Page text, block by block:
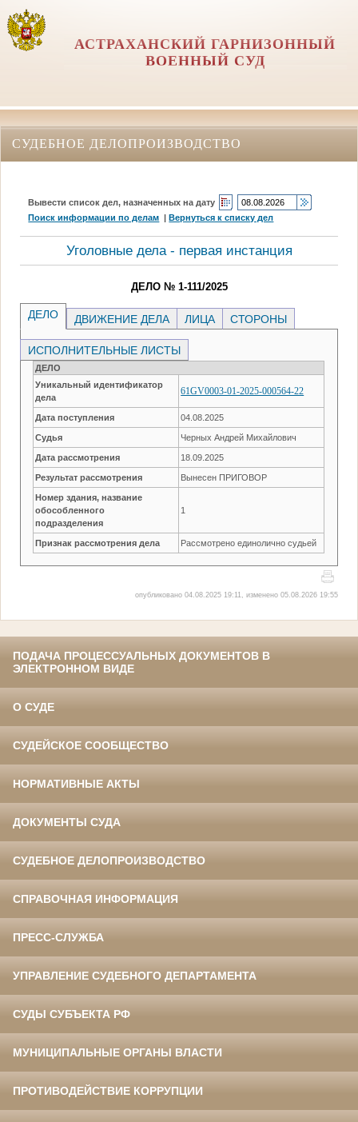
АСТРАХАНСКИЙ ГАРНИЗОННЫЙ
ВОЕННЫЙ СУД
СУДЕБНОЕ ДЕЛОПРОИЗВОДСТВО
Вывести список дел, назначенных на дату
Поиск информации по делам |Вернуться к списку дел
Уголовные дела - первая инстанция
ДЕЛО № 1-111/2025
ДЕЛО ДВИЖЕНИЕ ДЕЛА ЛИЦА СТОРОНЫ
ИСПОЛНИТЕЛЬНЫЕ ЛИСТЫ
ДЕЛО
Уникальный идентификатор
дела
61GV0003-01-2025-000564-22
Дата поступления 04.08.2025
Судья Черных Андрей Михайлович
Дата рассмотрения 18.09.2025
Результат рассмотрения Вынесен ПРИГОВОР
Номер здания, название
обособленного
подразделения
1
Признак рассмотрения дела Рассмотрено единолично судьей
опубликовано 04.08.2025 19:11, изменено 05.08.2026 19:55
ПОДАЧА ПРОЦЕССУАЛЬНЫХ ДОКУМЕНТОВ В
ЭЛЕКТРОННОМ ВИДЕ
О СУДЕ
СУДЕЙСКОЕ СООБЩЕСТВО
НОРМАТИВНЫЕ АКТЫ
ДОКУМЕНТЫ СУДА
СУДЕБНОЕ ДЕЛОПРОИЗВОДСТВО
СПРАВОЧНАЯ ИНФОРМАЦИЯ
ПРЕСС-СЛУЖБА
УПРАВЛЕНИЕ СУДЕБНОГО ДЕПАРТАМЕНТА
СУДЫ СУБЪЕКТА РФ
МУНИЦИПАЛЬНЫЕ ОРГАНЫ ВЛАСТИ
ПРОТИВОДЕЙСТВИЕ КОРРУПЦИИ